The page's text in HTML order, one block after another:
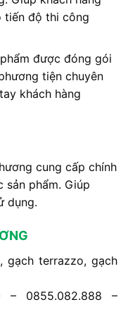
tiến độ thi công
được đóng gói
tiện chuyên
khách hàng
cung cấp chính
sản phẩm. Giúp
dụng.
gạch terrazzo, gạch
– 0855.082.888 –